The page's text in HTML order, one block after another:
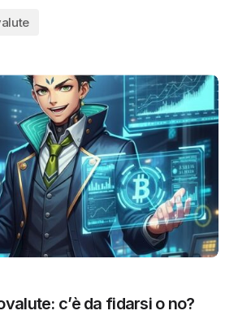
c’è da fidarsi o no?